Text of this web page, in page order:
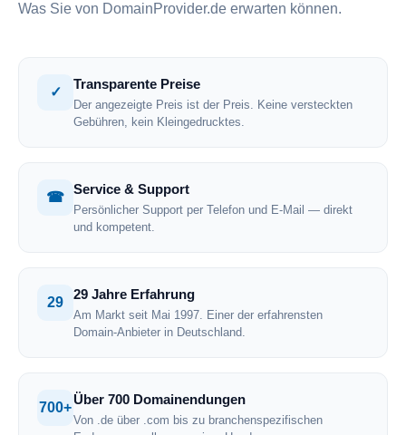
Was Sie von DomainProvider.de erwarten können.
✓
Transparente Preise
Der angezeigte Preis ist der Preis. Keine versteckten
Gebühren, kein Kleingedrucktes.
☎
Service & Support
Persönlicher Support per Telefon und E-Mail — direkt
und kompetent.
29
29 Jahre Erfahrung
Am Markt seit Mai 1997. Einer der erfahrensten
Domain-Anbieter in Deutschland.
700+
Über 700 Domainendungen
Von .de über .com bis zu branchenspezifischen